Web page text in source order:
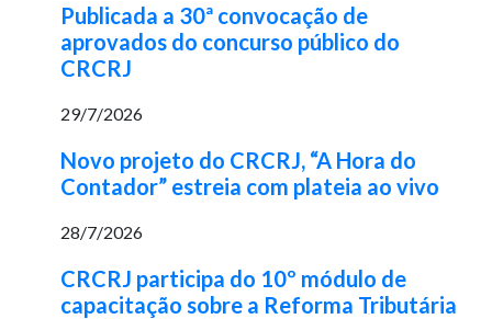
Publicada a 30ª convocação de
aprovados do concurso público do
CRCRJ
29/7/2026
Novo projeto do CRCRJ, “A Hora do
Contador” estreia com plateia ao vivo
28/7/2026
CRCRJ participa do 10º módulo de
capacitação sobre a Reforma Tributária